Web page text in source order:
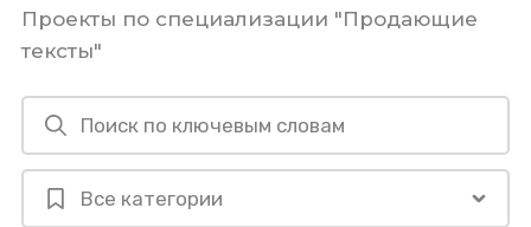
Проекты по специализации "Продающие
тексты"